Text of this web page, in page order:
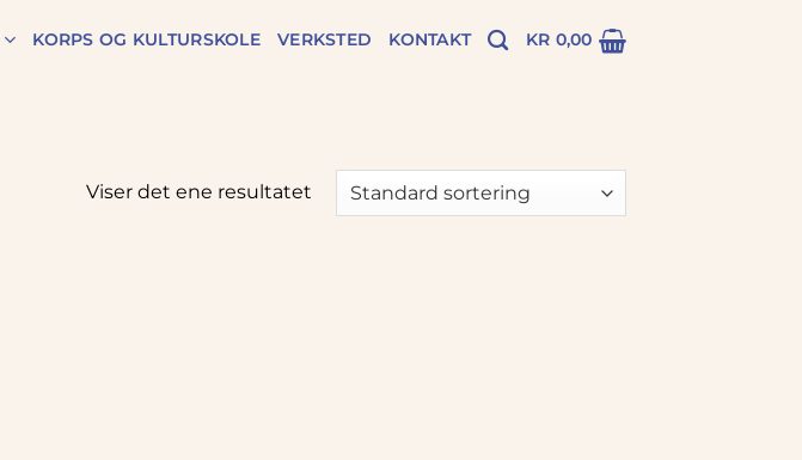
KORPS OG KULTURSKOLE VERKSTED KONTAKT KR 0,00
Viser det ene resultatet